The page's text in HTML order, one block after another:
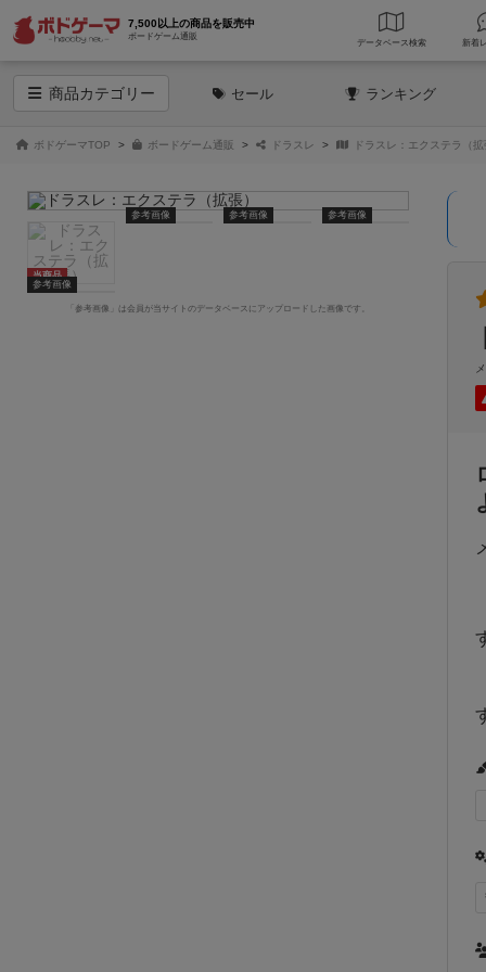
7,500以上の商品を販売中
ボードゲーム通販
データベース 検索
商品カテゴリー セール ランキング
ボドゲーマTOP ボードゲーム通販 ドラスレ ドラスレ：エクステラ（
当商品
参考画像 参考画像 参考画像
参考画像
「参考画像」は会員が当サイトのデータベースにアップロードした画像です。